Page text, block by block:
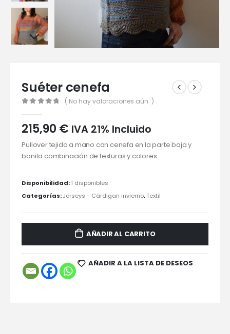
Suéter cenefa
( No hay valoraciones aún. )
215,90 € IVA 21% Incluido
Pullover tejido a mano con cenefa en la parte baja y
bonita combinación de texturas y colores.
Disponibilidad:1 disponibles
Categorías:Jerseys - Cárdigan invierno,Textil
AÑADIR AL CARRITO
AÑADIR A LA LISTA DE DESEOS